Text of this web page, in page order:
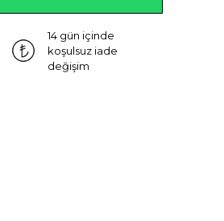
14 gün içinde
koşulsuz iade
değişim